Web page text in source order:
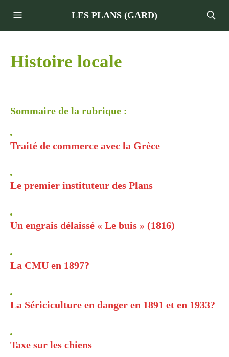
LES PLANS (GARD)
Histoire locale
Sommaire de la rubrique :
Traité de commerce avec la Grèce
Le premier instituteur des Plans
Un engrais délaissé « Le buis » (1816)
La CMU en 1897?
La Sériciculture en danger en 1891 et en 1933?
Taxe sur les chiens